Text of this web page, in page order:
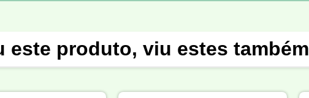
este produto, viu estes também